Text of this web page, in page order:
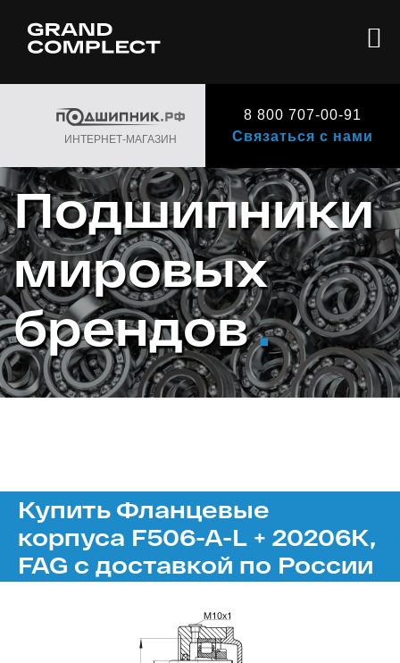
ИНТЕРНЕТ-МАГАЗИН
8 800 707-00-91
Связаться с нами
Подшипники
мировых
брендов.
Купить Фланцевые
корпуса F506-A-L + 20206K,
FAG с доставкой по России